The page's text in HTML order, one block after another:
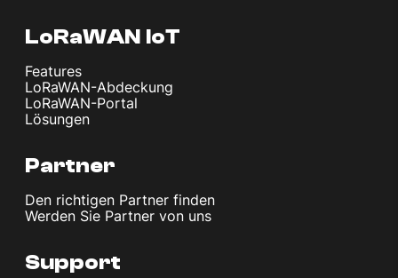
LoRaWAN IoT
Features
LoRaWAN-Abdeckung
LoRaWAN-Portal
Lösungen
Partner
Den richtigen Partner finden
Werden Sie Partner von uns
Support